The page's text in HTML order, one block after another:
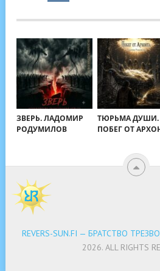
ЗВЕРЬ. ЛАДОМИР
РОДУМИЛОВ
ТЮРЬМА ДУШИ.
ПОБЕГ ОТ
REVERS-SUN.FI — БРАТСТВО
2026. ALL RIGHTS